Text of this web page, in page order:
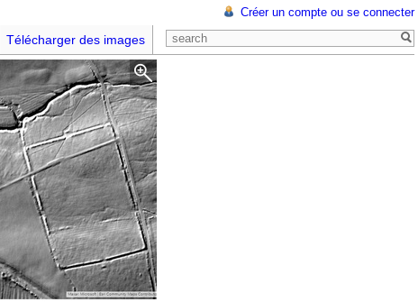
Créer un compte ou se connecter
Télécharger des images